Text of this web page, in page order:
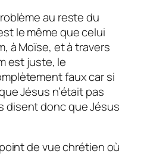
au reste du
le même que celui
à Moïse, et à travers
est juste, le
faux car si
Jésus n’était pas
disent donc que Jésus
de vue chrétien où